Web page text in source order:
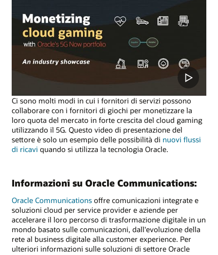
Ci sono molti modi in cui i fornitori di servizi possono
collaborare con i fornitori di giochi per monetizzare la
loro quota del mercato in forte crescita del cloud gaming
utilizzando il 5G. Questo video di presentazione del
settore è solo un esempio delle possibilità di nuovi flussi
di ricavi quando si utilizza la tecnologia Oracle.
Informazioni su Oracle Communications:
Oracle Communications offre comunicazioni integrate e
soluzioni cloud per service provider e aziende per
accelerare il loro percorso di trasformazione digitale in un
mondo basato sulle comunicazioni, dall'evoluzione della
rete al business digitale alla customer experience. Per
ulteriori informazioni sulle soluzioni di settore Oracle